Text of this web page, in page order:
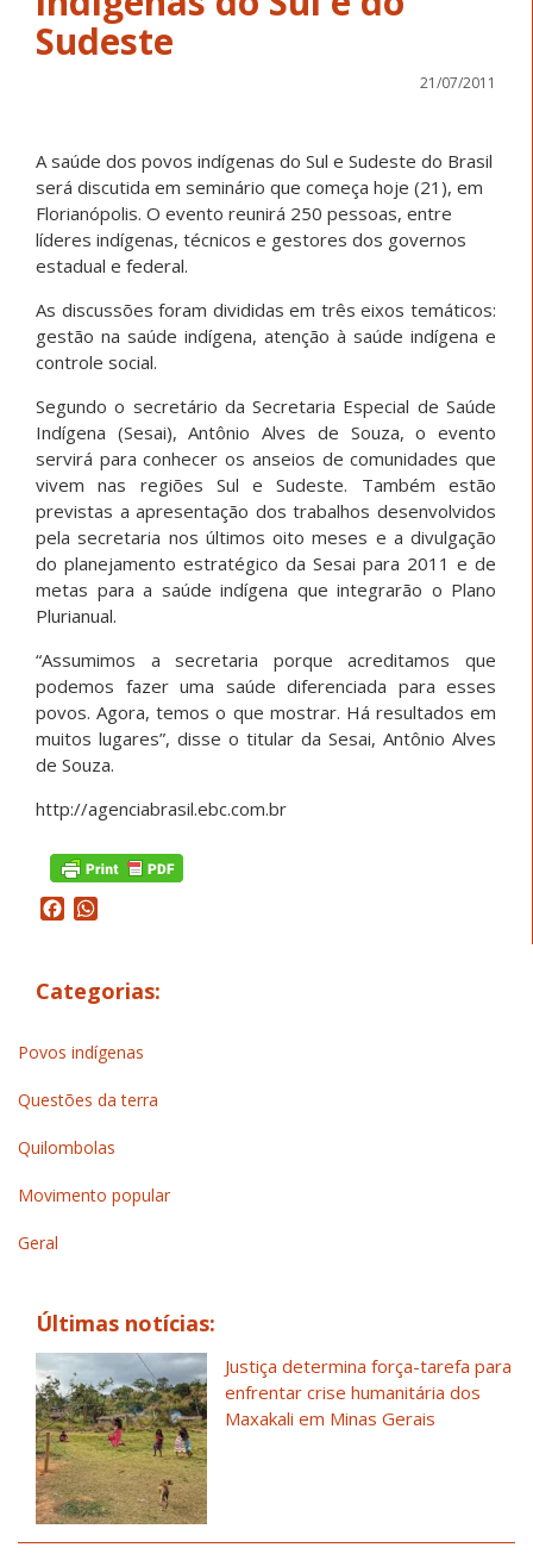
Sudeste
21/07/2011
A saúde dos povos indígenas do Sul e Sudeste do Brasil
será discutida em seminário que começa hoje (21), em
Florianópolis. O evento reunirá 250 pessoas, entre
líderes indígenas, técnicos e gestores dos governos
estadual e federal.
As discussões foram divididas em três eixos temáticos:
gestão na saúde indígena, atenção à saúde indígena e
controle social.
Segundo o secretário da Secretaria Especial de Saúde
Indígena (Sesai), Antônio Alves de Souza, o evento
servirá para conhecer os anseios de comunidades que
vivem nas regiões Sul e Sudeste. Também estão
previstas a apresentação dos trabalhos desenvolvidos
pela secretaria nos últimos oito meses e a divulgação
do planejamento estratégico da Sesai para 2011 e de
metas para a saúde indígena que integrarão o Plano
Plurianual.
“Assumimos a secretaria porque acreditamos que
podemos fazer uma saúde diferenciada para esses
povos. Agora, temos o que mostrar. Há resultados em
muitos lugares”, disse o titular da Sesai, Antônio Alves
de Souza.
http://agenciabrasil.ebc.com.br
Facebook
Categorias:
Povos indígenas
Questões da terra
Quilombolas
Movimento popular
Geral
Últimas notícias:
Justiça determina força-tarefa para
enfrentar crise humanitária dos
Maxakali em Minas Gerais